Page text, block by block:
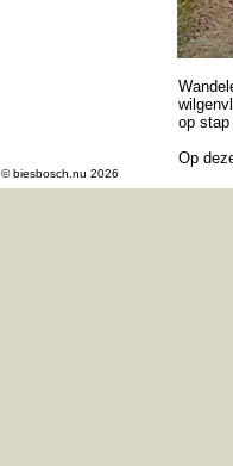
op
Op
© biesbosch.nu 2026